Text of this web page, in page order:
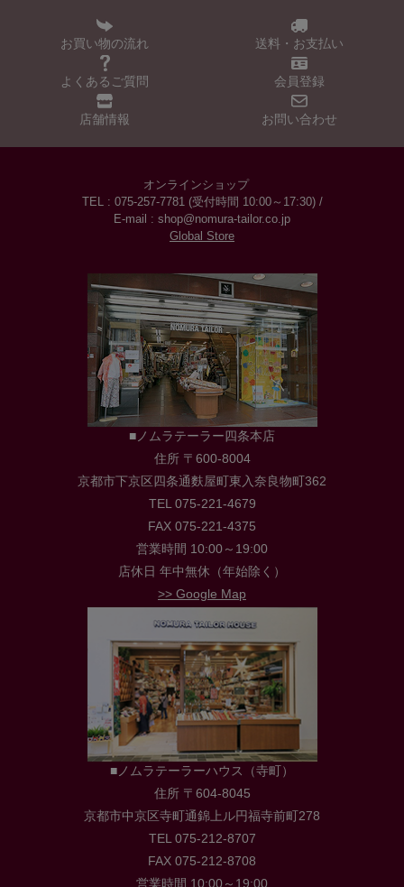
お買い物の流れ 送料・お支払い
よくあるご質問 会員登録
店舗情報 お問い合わせ
オンラインショップ
TEL : 075-257-7781 (受付時間 10:00～17:30) /
E-mail : shop@nomura-tailor.co.jp
Global Store
■ノムラテーラー四条本店
住所 〒600-8004
京都市下京区四条通麩屋町東入奈良物町362
TEL 075-221-4679
FAX 075-221-4375
営業時間 10:00～19:00
店休日 年中無休（年始除く）
>> Google Map
■ノムラテーラーハウス（寺町）
住所 〒604-8045
京都市中京区寺町通錦上ル円福寺前町278
TEL 075-212-8707
FAX 075-212-8708
営業時間 10:00～19:00